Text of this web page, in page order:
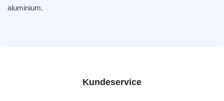
aluminium.
Kundeservice